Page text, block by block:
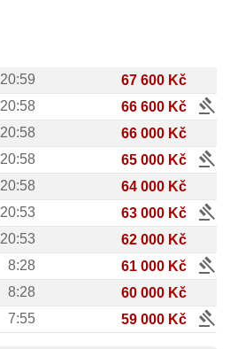
20:59
67 600 Kč
20:58 66 600 Kč gavel
20:58
66 000 Kč
20:58 65 000 Kč gavel
20:58
64 000 Kč
20:53 63 000 Kč gavel
20:53
62 000 Kč
8:28 61 000 Kč gavel
8:28
60 000 Kč
7:55 59 000 Kč
gavel